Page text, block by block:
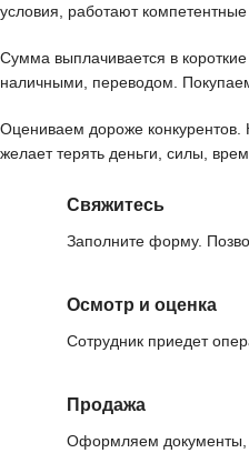
условия, работают компетентные
Сумма выплачивается в
наличными, переводом.
Оцениваем дороже
желает терять деньги, силы,
Свяжитесь
Заполните форму.
Осмотр и оценка
Сотрудник приедет
Продажа
Оформляем документы,